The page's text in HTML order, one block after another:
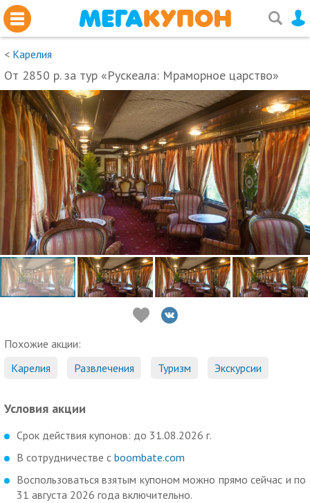
< Карелия
От 2850 р. за тур «Рускеала: Мраморное царство»
Похожие акции:
Карелия
Развлечения Туризм Экскурсии
Условия акции
Срок действия купонов: до 31.08.2026 г.
В сотрудничестве с boombate.com
Воспользоваться взятым купоном можно прямо сейчас и по
31 августа 2026 года включительно.